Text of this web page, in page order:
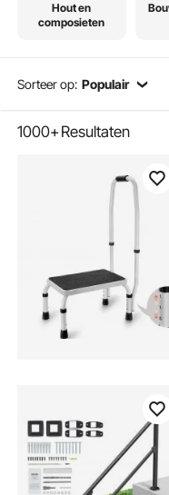
Hout en
composieten
Sorteer op: Populair
1000+Resultaten